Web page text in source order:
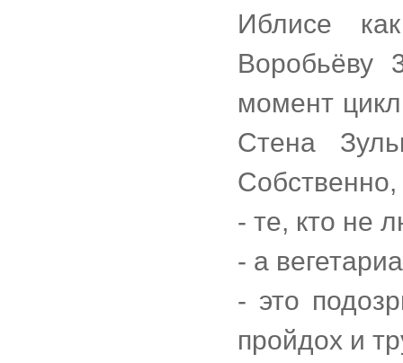
Иблисе
Воробьёву
момент
Стена
- те, кто не
- а
- это
пройдох и